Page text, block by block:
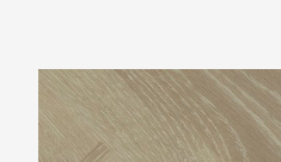
Montinique Progress